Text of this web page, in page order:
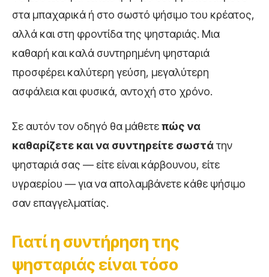
στα μπαχαρικά ή στο σωστό ψήσιμο του κρέατος,
αλλά και στη φροντίδα της ψησταριάς. Μια
καθαρή και καλά συντηρημένη ψησταριά
προσφέρει καλύτερη γεύση, μεγαλύτερη
ασφάλεια και φυσικά, αντοχή στο χρόνο.
Σε αυτόν τον οδηγό θα μάθετεπώς να
καθαρίζετε και να συντηρείτε σωστάτην
ψησταριά σας — είτε είναι κάρβουνου, είτε
υγραερίου — για να απολαμβάνετε κάθε ψήσιμο
σαν επαγγελματίας.
Γιατί η συντήρηση της
ψησταριάς είναι τόσο